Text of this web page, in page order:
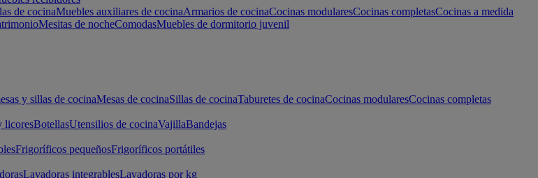
de cocinaMuebles auxiliares de cocinaArmarios de cocinaCocinas modularesCocinas completasCocinas a medida
Mesitas de nocheComodasMuebles de dormitorio juvenil
y sillas de cocinaMesas de cocinaSillas de cocinaTaburetes de cocinaCocinas modularesCocinas completas
licoresBotellasUtensilios de cocinaVajillaBandejas
Frigoríficos pequeñosFrigoríficos portátiles
Lavadoras integrablesLavadoras por kg